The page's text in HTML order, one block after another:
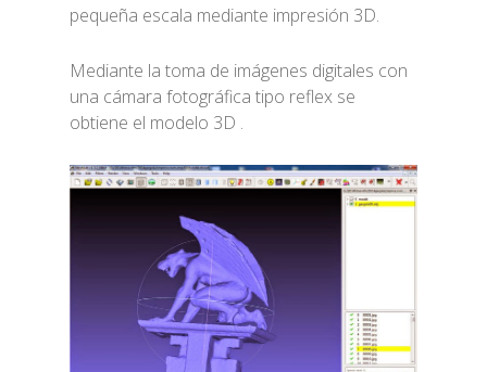
pequeña escala mediante impresión 3D.
Mediante la toma de imágenes digitales con
una cámara fotográfica tipo reflex se
obtiene el modelo 3D .